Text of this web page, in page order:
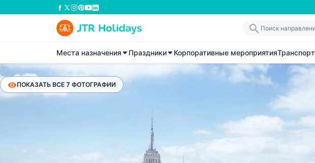
Места назначения Праздники Корпоративные мероприятияТранспорт
ПОКАЗАТЬ ВСЕ 7 ФОТОГРАФИИ